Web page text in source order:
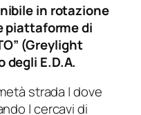
in rotazione
piattaforme di
(Greylight
degli E.D.A.
strada | dove
| cercavi di